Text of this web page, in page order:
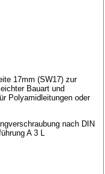
17mm (SW17) zur
Bauart und
Polyamidleitungen oder
nach DIN
A 3 L